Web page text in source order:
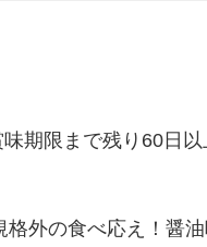
期限まで残り60日以
外の食べ応え！醤